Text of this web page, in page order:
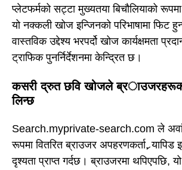
प्लेटफर्मको सट्टा मुख्यतया बिचौलियाको
यो नक्कली खोज इन्जिनको परिभाषामा फिट
वास्तविक उद्देश्य भरपर्दो खोज कार्यक्षमता
ट्राफिक पुनर्निर्देशनमा केन्द्रित छ।
कसरी द्रुत छवि खोजले
लिन्छ
Search.myprivate-search.com ले
रूपमा वितरित ब्राउजर अपहरणकर्ता, र्‍यापिड
दृश्यता प्राप्त गर्दछ। ब्राउजरमा थपिएपछि,